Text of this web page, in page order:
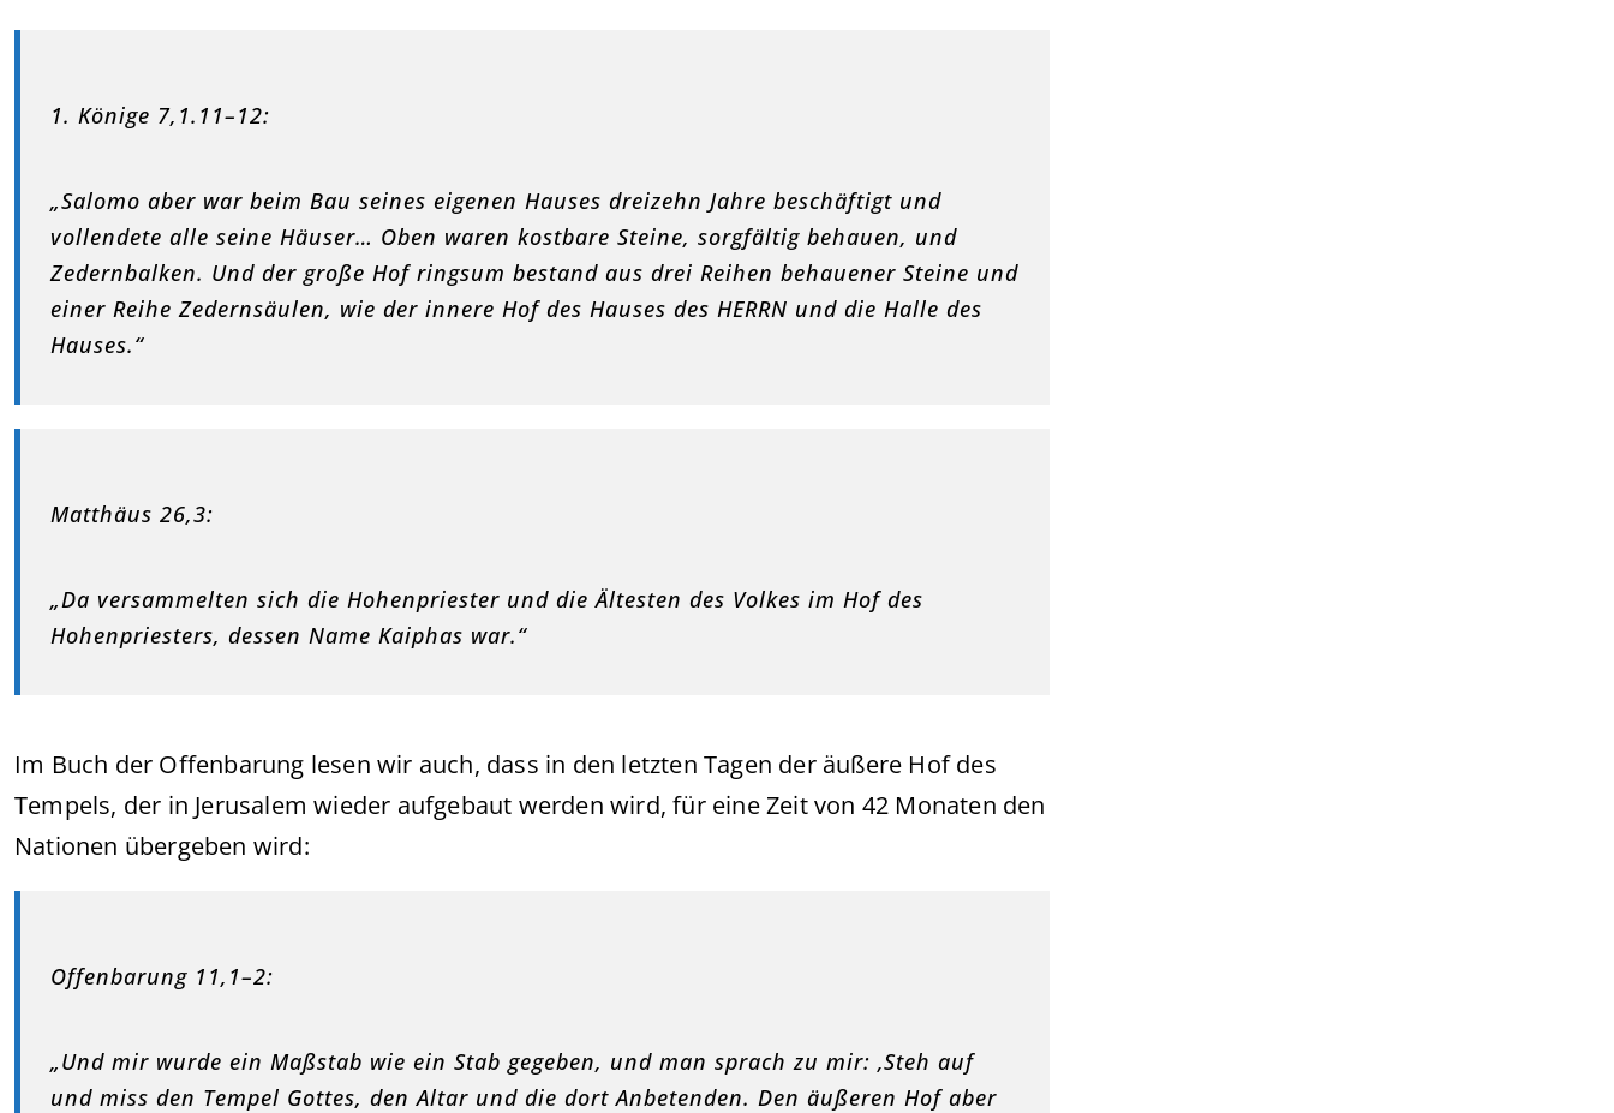
1. Könige 7,1.11–12:
„Salomo aber war beim Bau seines eigenen Hauses dreizehn Jahre beschäftigt und
vollendete alle seine Häuser… Oben waren kostbare Steine, sorgfältig behauen, und
Zedernbalken. Und der große Hof ringsum bestand aus drei Reihen behauener Steine und
einer Reihe Zedernsäulen, wie der innere Hof des Hauses des HERRN und die Halle des
Hauses.“
Matthäus 26,3:
„Da versammelten sich die Hohenpriester und die Ältesten des Volkes im Hof des
Hohenpriesters, dessen Name Kaiphas war.“
Im Buch der Offenbarung lesen wir auch, dass in den letzten Tagen der äußere Hof des
Tempels, der in Jerusalem wieder aufgebaut werden wird, für eine Zeit von 42 Monaten den
Nationen übergeben wird:
Offenbarung 11,1–2:
„Und mir wurde ein Maßstab wie ein Stab gegeben, und man sprach zu mir: ‚Steh auf
und miss den Tempel Gottes, den Altar und die dort Anbetenden. Den äußeren Hof aber